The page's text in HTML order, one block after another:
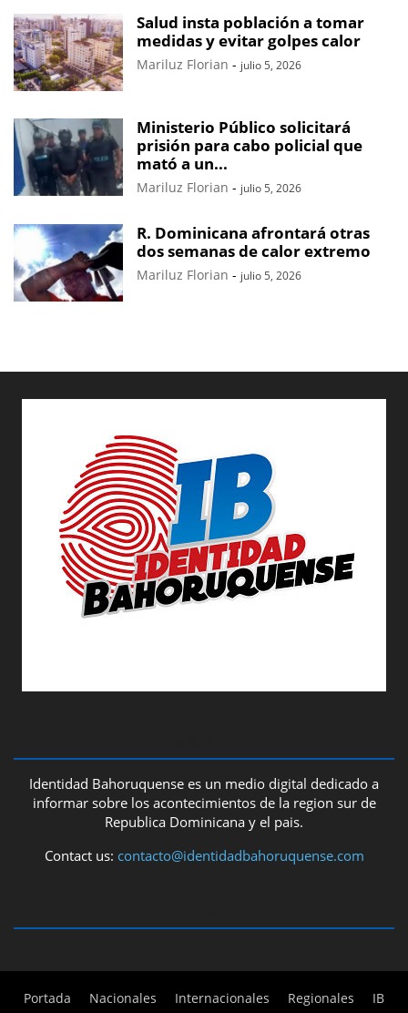
Salud insta población a tomar
medidas y evitar golpes calor
Mariluz Florian - julio 5, 2026
Ministerio Público solicitará
prisión para cabo policial que
mató a un...
Mariluz Florian - julio 5, 2026
R. Dominicana afrontará otras
dos semanas de calor extremo
Mariluz Florian - julio 5, 2026
Identidad Bahoruquense es un medio digital dedicado a
informar sobre los acontecimientos de la region sur de
Republica Dominicana y el pais.
Contact us: contacto@identidadbahoruquense.com
Portada Nacionales Internacionales Regionales IB